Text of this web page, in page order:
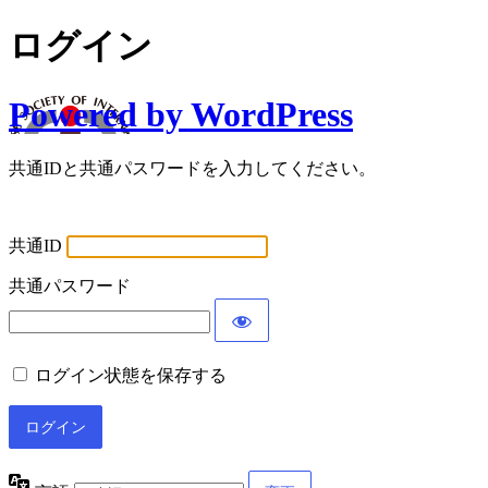
ログイン
Powered by WordPress
共通IDと共通パスワードを入力してください。
共通ID
共通パスワード
ログイン状態を保存する